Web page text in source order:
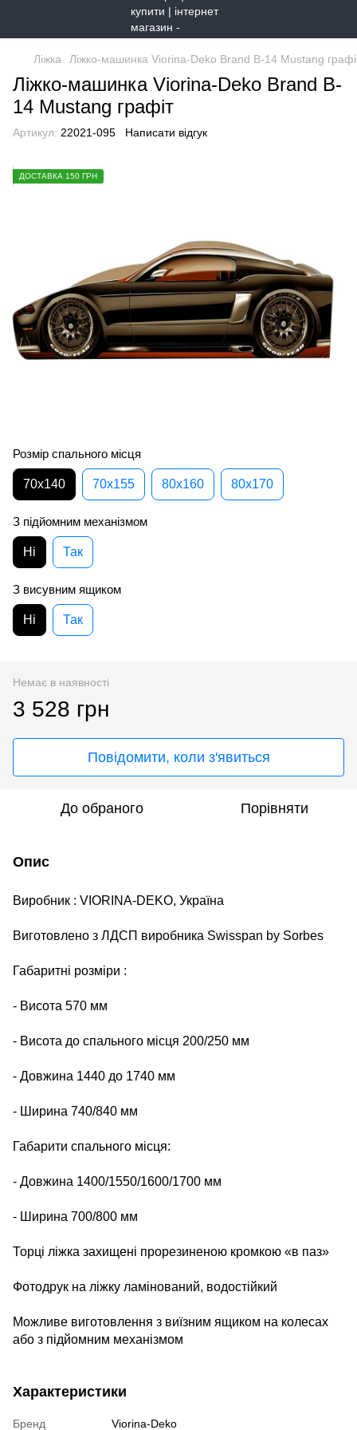
Ліжка Ліжко-машинка Viorina-Deko Brand B-14 Mustang
Ліжко-машинка Viorina-Deko Brand B-
14 Mustang графіт
Артикул: 22021-095 Написати відгук
ДОСТАВКА 150 ГРН
Розмір спального місця
70х140 70х155 80х160 80х170
З підйомним механізмом
Ні Так
З висувним ящиком
Ні Так
Немає в наявності
3 528 грн
Повідомити, коли з'явиться
До обраного Порівняти
Опис
Виробник : VIORINA-DEKO, Україна
Виготовлено з ЛДСП виробника Swisspan by Sorbes
Габаритні розміри :
- Висота 570 мм
- Висота до спального місця 200/250 мм
- Довжина 1440 до 1740 мм
- Ширина 740/840 мм
Габарити спального місця:
- Довжина 1400/1550/1600/1700 мм
- Ширина 700/800 мм
Торці ліжка захищені прорезиненою кромкою «в паз»
Фотодрук на ліжку ламінований, водостійкий
Можливе виготовлення з виїзним ящиком на колесах
або з підйомним механізмом
Характеристики
Бренд Viorina-Deko